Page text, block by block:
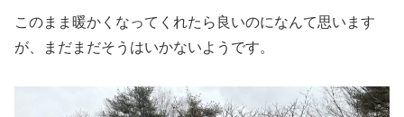
このまま暖かくなってくれたら良いのになんて思います
が、まだまだそうはいかないようです。